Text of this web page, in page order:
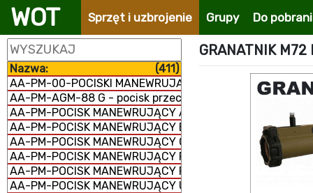
WOT Sprzęt i uzbrojenie Grupy Do
Nazwa:
(411)
AA-PM-00-POCISKI MANEWRUJĄCE
AA-PM-AGM-88 G - pocisk przeciwradiolokacyjny
AA-PM-POCISK MANEWRUJĄCY AGM-158 JASSM
AA-PM-POCISK MANEWRUJĄCY BANDEROL-S8000
AA-PM-POCISK MANEWRUJĄCY Ch-101/102
AA-PM-POCISK MANEWRUJĄCY FP-5 Flamingo
AA-PM-POCISK MANEWRUJĄCY RBS-15 MK3
AA-PM-POCISK MANEWRUJĄCY UGM-109/RGM-109/
GRANATNIK M72